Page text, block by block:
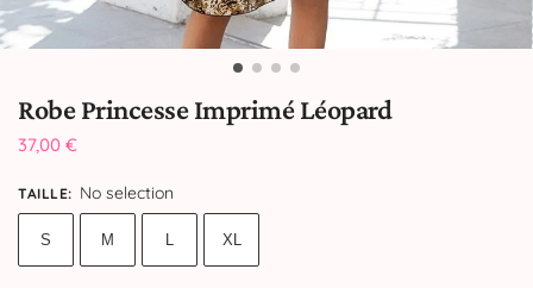
Robe Princesse Imprimé Léopard
37,00 €
TAILLE: No selection
S M L XL